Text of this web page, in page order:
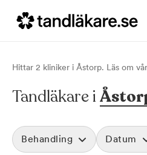
Hittar 2 kliniker i Åstorp. Läs om vår
Tandläkare i
Behandling Datum